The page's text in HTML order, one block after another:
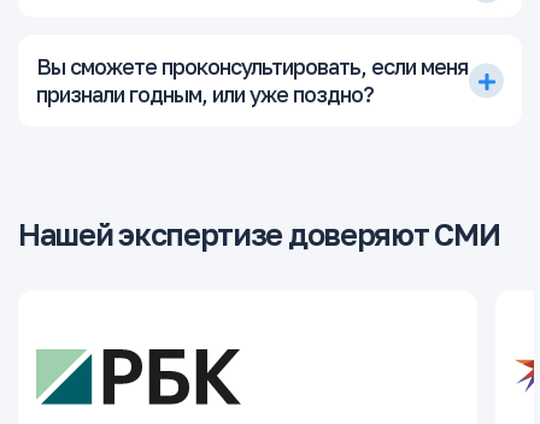
Вы сможете проконсультировать, если меня
признали годным, или уже поздно?
Нашей экспертизе доверяют СМИ